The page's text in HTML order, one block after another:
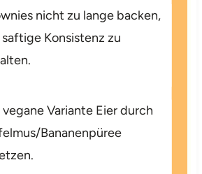
nicht zu lange backen,
saftige Konsistenz zu
vegane Variante Eier durch
Bananenpüree